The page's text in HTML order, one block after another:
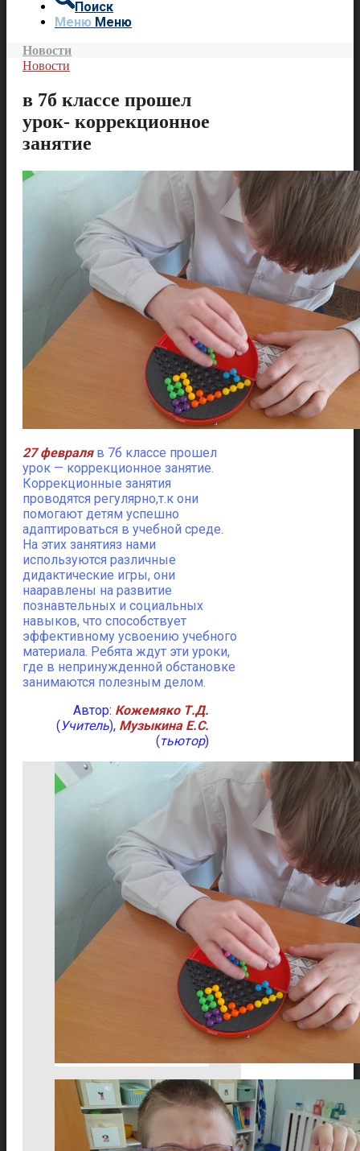
Поиск
Меню Меню
Новости
Новости
в 7б классе прошел
урок- коррекционное
занятие
27 февраляв 7б классе прошел
урок — коррекционное занятие.
Коррекционные занятия
проводятся регулярно,т.к они
помогают детям успешно
адаптироваться в учебной среде.
На этих занятияз нами
используются различные
дидактические игры, они
нааравлены на развитие
познавтельных и социальных
навыков, что способствует
эффективному усвоению учебного
материала. Ребята ждут эти уроки,
где в непринужденной обстановке
занимаются полезным делом.
Автор: Кожемяко Т.Д.
(Учитель), Музыкина Е.С.
(тьютор)